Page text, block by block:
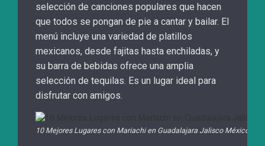
selección de canciones populares que hacen
que todos se pongan de pie a cantar y bailar. El
menú incluye una variedad de platillos
mexicanos, desde fajitas hasta enchiladas, y
su barra de bebidas ofrece una amplia
selección de tequilas. Es un lugar ideal para
disfrutar con amigos.
10 Mejores Lugares con Mariachi en Guadalajara Jalisco México